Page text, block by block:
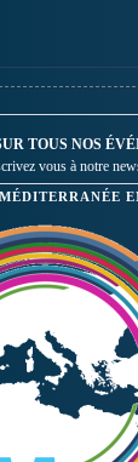
TOUS NOS
vous à notre